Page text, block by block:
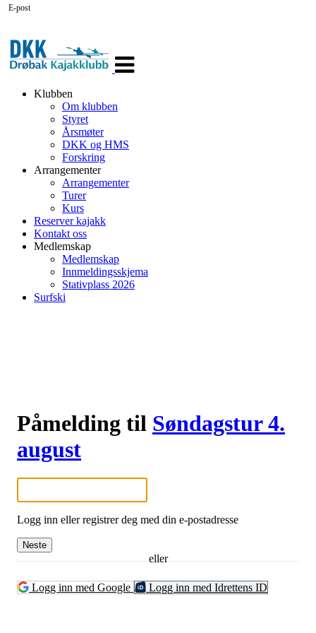
navigasjon
Klubben
Om klubben
Styret
Årsmøter
DKK og HMS
Forskring
Arrangementer
Arrangementer
Turer
Kurs
Reserver kajakk
Kontakt oss
Medlemskap
Medlemskap
Innmeldingsskjema
Stativplass 2026
Surfski
Påmelding til Søndagstur 4.
august
E-post
Logg inn eller registrer deg med din e-postadresse
Neste
eller
Logg inn med Google Logg inn med Idrettens ID